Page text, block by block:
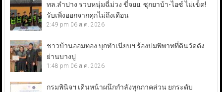
ทล.ลำปาง รวบหนุ่มฉี่ม่วง ขี่จยย. ซุกยาบ้า-ไอซ์ ไม่เข็ด!
รับเพิ่งออกจากคุกไม่ถึงเดือน
2:49 pm 06 ส.ค. 2026
ชาวบ้านออมทอง บุกทำเนียบฯ ร้องปมพิพาทที่ดินวัดดัง
ย่านบางปู
1:48 pm 06 ส.ค. 2026
กรมพินิจฯ เดินหน้าผนึกกำลังทุกภาคส่วน ยกระดับ